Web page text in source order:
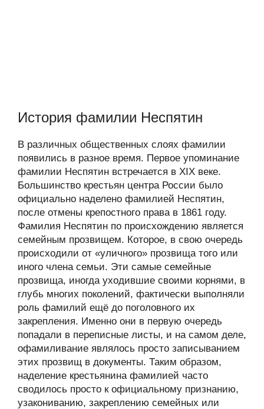
История фамилии Неспятин
В различных общественных слоях фамилии
появились в разное время. Первое упоминание
фамилии Неспятин встречается в XIX веке.
Большинство крестьян центра России было
официально наделено фамилией Неспятин,
после отмены крепостного права в 1861 году.
Фамилия Неспятин по происхождению является
семейным прозвищем. Которое, в свою очередь
происходили от «уличного» прозвища того или
иного члена семьи. Эти самые семейные
прозвища, иногда уходившие своими корнями, в
глубь многих поколений, фактически выполняли
роль фамилий ещё до поголовного их
закрепления. Именно они в первую очередь
попадали в переписные листы, и на самом деле,
офамиливание являлось просто записыванием
этих прозвищ в документы. Таким образом,
наделение крестьянина фамилией часто
сводилось просто к официальному признанию,
узакониванию, закреплению семейных или